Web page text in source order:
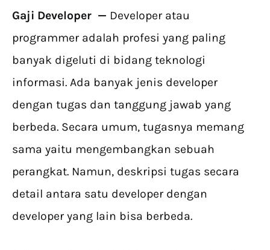
Gaji Developer — Developer atau
programmer adalah profesi yang paling
banyak digeluti di bidang teknologi
informasi. Ada banyak jenis developer
dengan tugas dan tanggung jawab yang
berbeda. Secara umum, tugasnya memang
sama yaitu mengembangkan sebuah
perangkat. Namun, deskripsi tugas secara
detail antara satu developer dengan
developer yang lain bisa berbeda.